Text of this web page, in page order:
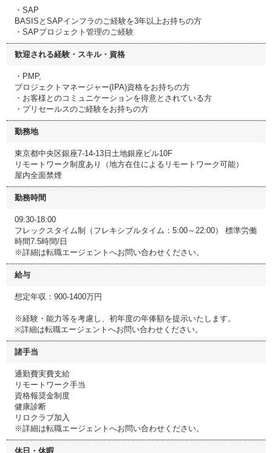
・SAP
BASISとSAPインフラのご経験を3年以上お持ちの方
・SAPプロジェクト管理のご経験
歓迎される経験・スキル・資格
・PMP,
プロジェクトマネージャー(IPA)資格をお持ちの方
・お客様とのコミュニケーションを得意とされている方
・プリセールスのご経験をお持ちの方
勤務地
東京都中央区銀座7-14-13日土地銀座ビル10F
リモートワーク制度あり（地方在住によるリモートワーク可能）
屋内全面禁煙
勤務時間
09:30-18:00
フレックスタイム制（フレキシブルタイム：5:00～22:00） 標準労働
時間7.5時間/日
※詳細は転職エージェントへお問い合わせください。
給与
想定年収：900-1400万円
※経験・能力等を考慮し、初年度の年俸額を提示いたします。
※詳細は転職エージェントへお問い合わせください。
諸手当
通勤費実費支給
リモートワーク手当
資格報奨金制度
健康診断
リロクラブ加入
※詳細は転職エージェントへお問い合わせください。
休日・休暇